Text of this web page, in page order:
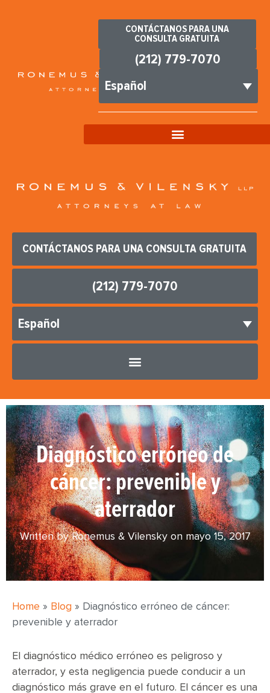
CONTÁCTANOS PARA UNA
CONSULTA GRATUITA
(212) 779-7070
Español
CONTÁCTANOS PARA UNA CONSULTA GRATUITA
(212) 779-7070
Español
Diagnóstico erróneo de
cáncer: prevenible y
aterrador
Written by Ronemus & Vilensky on mayo 15, 2017
Home » Blog » Diagnóstico erróneo de cáncer:
prevenible y aterrador
El diagnóstico médico erróneo es peligroso y
aterrador, y esta negligencia puede conducir a un
diagnóstico más grave en el futuro. El cáncer es una